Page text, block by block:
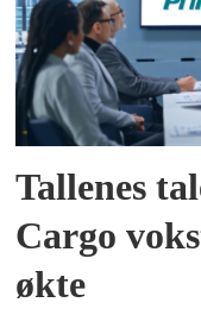
Tallenes
Cargo
økte